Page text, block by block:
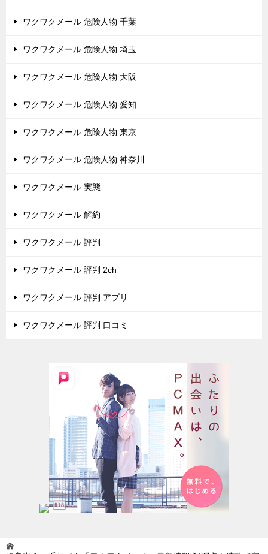
ワクワクメール 危険人物 千葉
ワクワクメール 危険人物 埼玉
ワクワクメール 危険人物 大阪
ワクワクメール 危険人物 愛知
ワクワクメール 危険人物 東京
ワクワクメール 危険人物 神奈川
ワクワクメール 実態
ワクワクメール 解約
ワクワクメール 評判
ワクワクメール 評判 2ch
ワクワクメール 評判 アプリ
ワクワクメール 評判 口コミ